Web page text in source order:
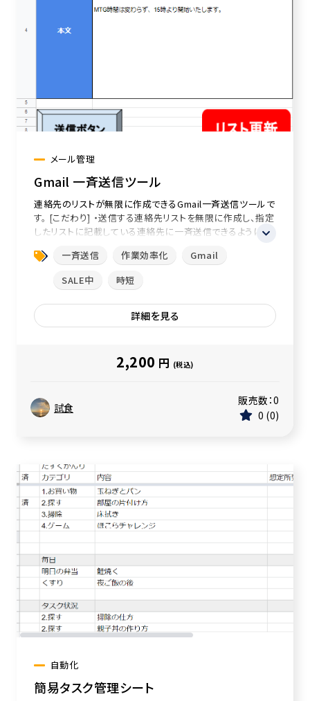
メール管理
Gmail 一斉送信ツール
連絡先のリストが無限に作成できるGmail一斉送信ツールで
す。 [こだわり] ・送信する連絡先リストを無限に作成し、指定
したリストに記載している連絡先に一斉送信できるようにし
一斉送信 作業効率化
Gmail
SALE中
時短
詳細を見る
2,200 円 (税込)
試食
販売数：0
0 0
自動化
簡易タスク管理シート